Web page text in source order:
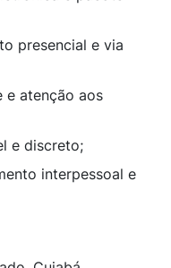
presencial e via
e atenção aos
e discreto;
interpessoal e